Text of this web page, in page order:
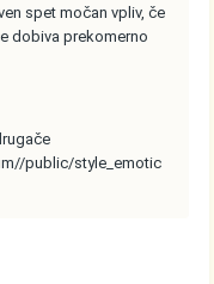
spet močan vpliv, če
dobiva prekomerno
public/style_emotic